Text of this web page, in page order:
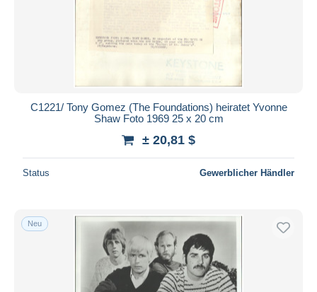
C1221/ Tony Gomez (The Foundations) heiratet Yvonne
Shaw Foto 1969 25 x 20 cm
± 20,81 $
Status Gewerblicher Händler
Neu